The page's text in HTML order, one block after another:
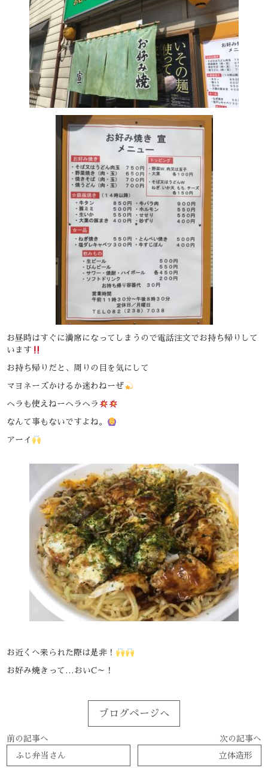
お昼時はすぐに満席になってしまうので電話注文でお持ち帰りして
います
お持ち帰りだと、周りの目を気にして
マヨネーズかけるか迷わねーぜ
ヘラも使えねーヘラヘラ
なんて事もないですよね。
アーイ
お近くへ来られた際は是非！
お好み焼きって…おいC～！
ブログページへ
前の記事へ
ふじ弁当さん
次の記事へ
立体造形